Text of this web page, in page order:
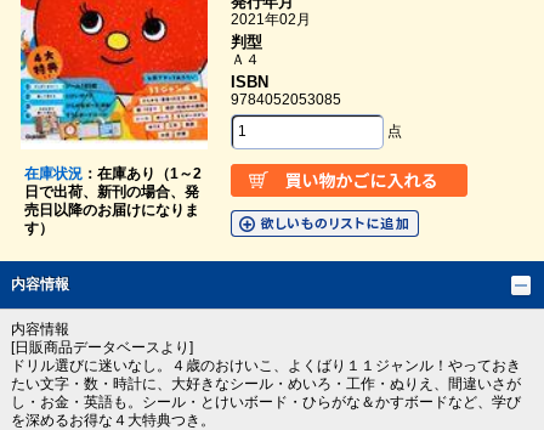
在庫状況：在庫あり（1～2
日で出荷、新刊の場合、発
売日以降のお届けになりま
す）
2021年02月
判型
Ａ４
ISBN
9784052053085
点
内容情報
内容情報
[日販商品データベースより]
ドリル選びに迷いなし。４歳のおけいこ、よくばり１１ジャンル！やっておき
たい文字・数・時計に、大好きなシール・めいろ・工作・ぬりえ、間違いさが
し・お金・英語も。シール・とけいボード・ひらがな＆かすボードなど、学び
を深めるお得な４大特典つき。